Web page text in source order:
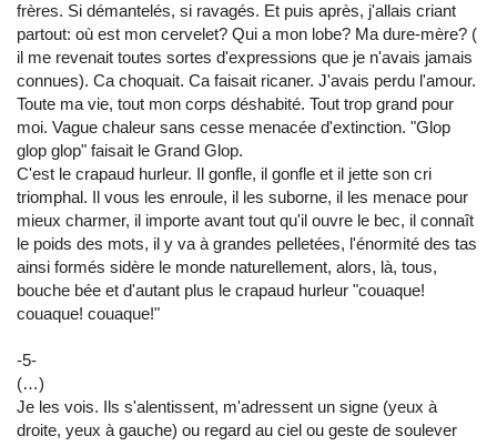
frères. Si démantelés, si ravagés. Et puis après, j'allais criant
partout: où est mon cervelet? Qui a mon lobe? Ma dure-mère? (
il me revenait toutes sortes d'expressions que je n'avais jamais
connues). Ca choquait. Ca faisait ricaner. J'avais perdu l'amour.
Toute ma vie, tout mon corps déshabité. Tout trop grand pour
moi. Vague chaleur sans cesse menacée d'extinction. "Glop
glop glop" faisait le Grand Glop.
C'est le crapaud hurleur. Il gonfle, il gonfle et il jette son cri
triomphal. Il vous les enroule, il les suborne, il les menace pour
mieux charmer, il importe avant tout qu'il ouvre le bec, il connaît
le poids des mots, il y va à grandes pelletées, l'énormité des tas
ainsi formés sidère le monde naturellement, alors, là, tous,
bouche bée et d'autant plus le crapaud hurleur "couaque!
couaque! couaque!"
-5-
(…)
Je les vois. Ils s'alentissent, m'adressent un signe (yeux à
droite, yeux à gauche) ou regard au ciel ou geste de soulever